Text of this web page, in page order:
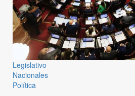
Legislativo
Nacionales
Política